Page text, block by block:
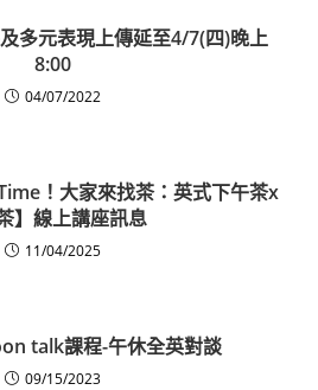
多元表現上傳延至4/7(四)晚上
8:00
04/07/2022
！大家來找茶：英式下午茶x
】線上講座訊息
11/04/2025
talk課程-午休全英對談
09/15/2023